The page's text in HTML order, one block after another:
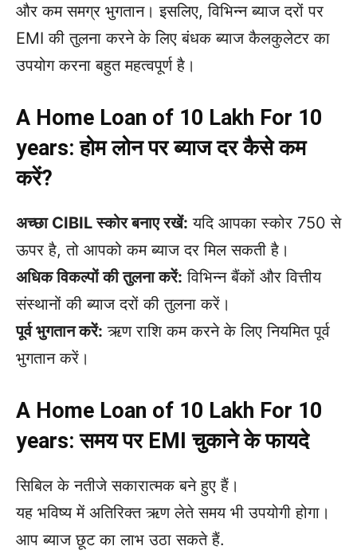
और कम समग्र भुगतान। इसलिए, विभिन्न ब्याज दरों पर
EMI की तुलना करने के लिए बंधक ब्याज कैलकुलेटर का
उपयोग करना बहुत महत्वपूर्ण है।
A Home Loan of 10 Lakh For 10
years: होम लोन पर ब्याज दर कैसे कम
करें?
अच्छा CIBIL स्कोर बनाए रखें: यदि आपका स्कोर 750 से
ऊपर है, तो आपको कम ब्याज दर मिल सकती है।
अधिक विकल्पों की तुलना करें: विभिन्न बैंकों और वित्तीय
संस्थानों की ब्याज दरों की तुलना करें।
पूर्व भुगतान करें: ऋण राशि कम करने के लिए नियमित पूर्व
भुगतान करें।
A Home Loan of 10 Lakh For 10
years: समय पर EMI चुकाने के फायदे
सिबिल के नतीजे सकारात्मक बने हुए हैं।
यह भविष्य में अतिरिक्त ऋण लेते समय भी उपयोगी होगा।
आप ब्याज छूट का लाभ उठा सकते हैं.